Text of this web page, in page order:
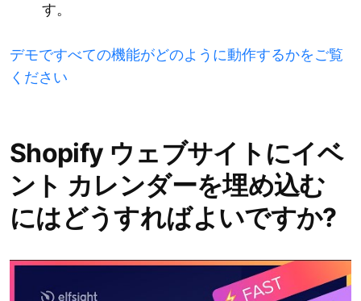
す。
デモですべての機能がどのように動作するかをご覧
ください
Shopify ウェブサイトにイベ
ント カレンダーを埋め込む
にはどうすればよいですか?